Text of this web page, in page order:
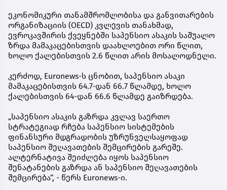
ეკონომიკური თანამშრომლობისა და განვითარების
ორგანიზაციის (OECD) კვლევის თანახმად,
ევროკავშირის ქვეყნებში საპენსიო ასაკის საშუალო
ზრდა მამაკაცებისთვის დაახლოებით ორი წლით,
ხოლო ქალებისთვის 2.6 წლით არის მოსალოდნელი.
კერძოდ, Euronews-ს ცნობით, საპენსიო ასაკი
მამაკაცებისთვის 64.7-დან 66.7 წლამდე, ხოლო
ქალებისთვის 64-დან 66.6 წლამდე გაიზრდება.
„საპენსიო ასაკის გაზრდა კვლავ საერთო
სტრატეგიად რჩება საპენსიო სისტემების
ფინანსური მდგრადობის უზრუნველსაყოფად
საპენსიო შეღავათების შემცირების გარეშე.
ალტერნატივა შეიძლება იყოს საპენსიო
შენატანების გაზრდა ან საპენსიო შეღავათების
შემცირება“, - წერს Euronews-ი.